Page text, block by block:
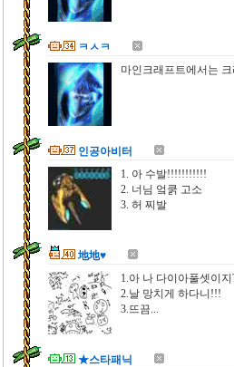
ㅋㅅㅋ
마인크래프트에서는
인공아비터
1. 아 수발!!!!!!!!!!!
2. 너님 엌쿩 고소
3. 허 찌발
地地♥
1.아 나 다이아풀셋이지
2.날 망치게 하다니!!!
3.뜨끔...
★스타패닉